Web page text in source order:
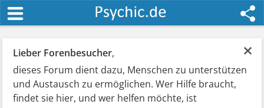
×
Lieber Forenbesucher,
dieses Forum dient dazu, Menschen zu unterstützen
und Austausch zu ermöglichen. Wer Hilfe braucht,
findet sie hier, und wer helfen möchte, ist